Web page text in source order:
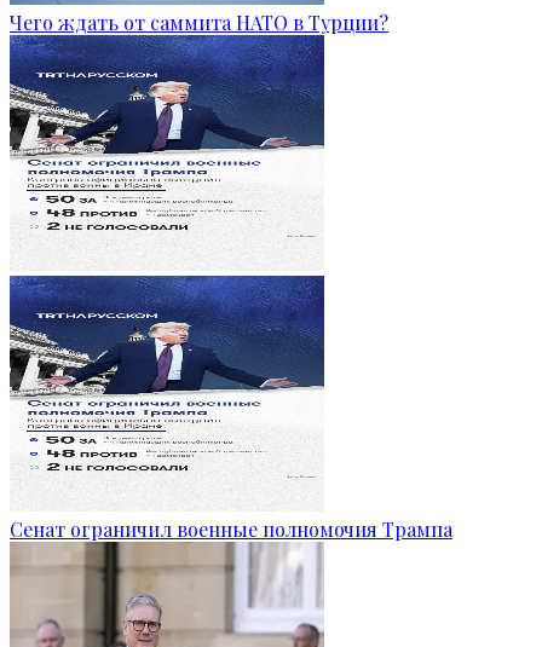
Чего ждать от саммита НАТО в Турции?
Сенат ограничил военные полномочия Трампа